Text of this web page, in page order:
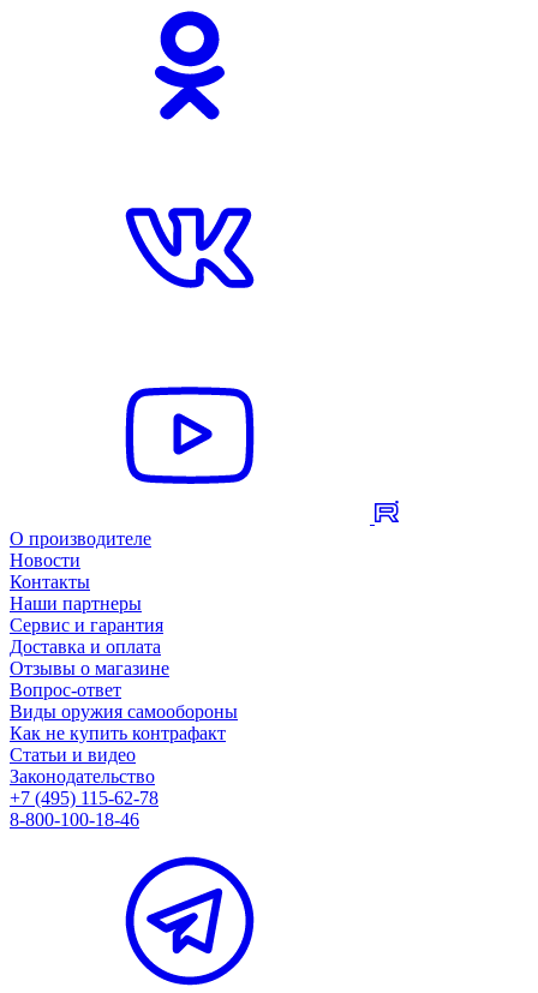
О производителе
Новости
Контакты
Наши партнеры
Сервис и гарантия
Доставка и оплата
Отзывы о магазине
Вопрос-ответ
Виды оружия самообороны
Как не купить контрафакт
Статьи и видео
Законодательство
+7 (495) 115-62-78
8-800-100-18-46